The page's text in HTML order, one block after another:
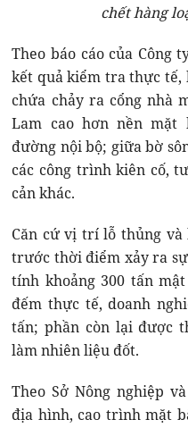
chết hàng
Theo báo cáo của Công
kết quả kiểm tra thực
chứa chảy ra cổng nhà
Lam cao hơn nền mặt
đường nội bộ; giữa bờ
các công trình kiên cố,
cản khác.
Căn cứ vị trí lỗ thủng
trước thời điểm xảy ra
tính khoảng 300 tấn
đếm thực tế, doanh
tấn; phần còn lại được
làm nhiên liệu đốt.
Theo Sở Nông nghiệp
địa hình, cao trình mặt